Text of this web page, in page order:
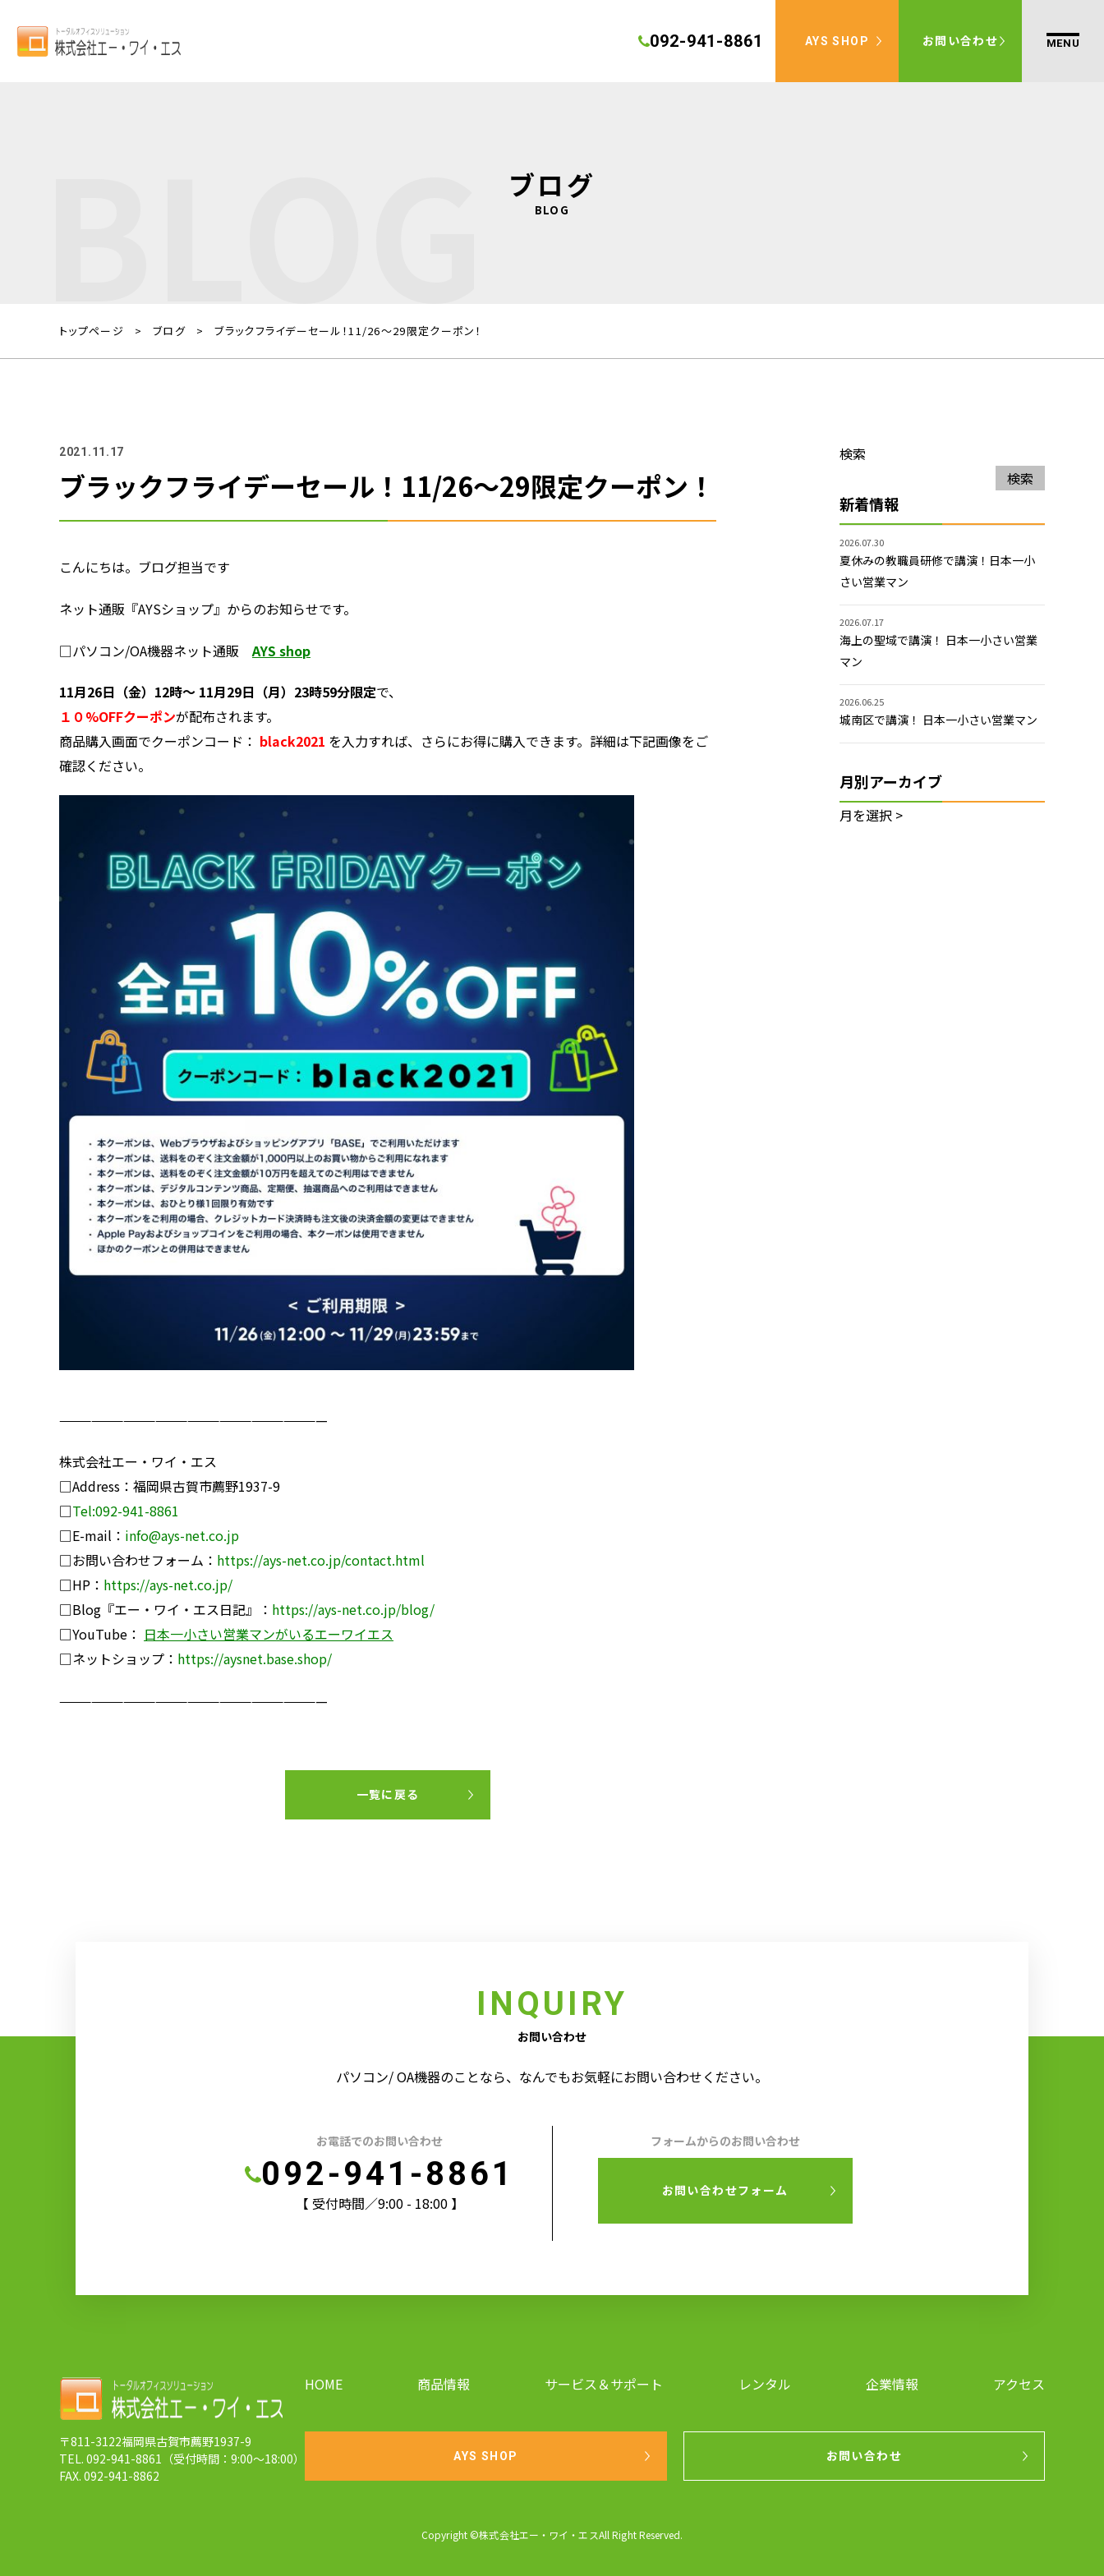
092-941-8861 AYS SHOP お問い合わせ
ブログ
BLOG
トップページ ブログ ブラックフライデーセール！11/26～29限定クーポン！
2021.11.17
ブラックフライデーセール！11/26～29限定クーポン！
こんにちは。ブログ担当です
ネット通販『AYSショップ』からのお知らせです。
□パソコン/OA機器ネット通販 AYS shop
11月26日（金）12時～ 11月29日（月）23時59分限定で、
１０%OFFクーポンが配布されます。
商品購入画面でクーポンコード： black2021 を入力すれば、さらにお得に購入できます。詳細は下記画像をご
確認ください。
—————————————————————————
株式会社エー・ワイ・エス
□Address：福岡県古賀市薦野1937-9
□Tel:092-941-8861
□E-mail： info@ays-net.co.jp
□お問い合わせフォーム： https://ays-net.co.jp/contact.html
□HP： https://ays-net.co.jp/
□Blog『エー・ワイ・エス日記』： https://ays-net.co.jp/blog/
□YouTube： 日本一小さい営業マンがいるエーワイエス
□ネットショップ： https://aysnet.base.shop/
—————————————————————————
一覧に戻る
検索
検索
新着情報
2026.07.30
夏休みの教職員研修で講演！日本一小
さい営業マン
2026.07.17
海上の聖域で講演！ 日本一小さい営業
マン
2026.06.25
城南区で講演！ 日本一小さい営業マン
月別アーカイブ
INQUIRY
お問い合わせ
パソコン/ OA機器のことなら、なんでもお気軽にお問い合わせください。
お電話でのお問い合わせ
092-941-8861
【 受付時間／9:00 - 18:00 】
フォームからのお問い合わせ
お問い合わせフォーム
〒811-3122福岡県古賀市薦野1937-9
TEL. 092-941-8861（受付時間：9:00～18:00）
FAX. 092-941-8862
HOME 商品情報 サービス＆サポート レンタル 企業情報 アクセス
AYS SHOP お問い合わせ
Copyright ©株式会社エー・ワイ・エスAll Right Reserved.